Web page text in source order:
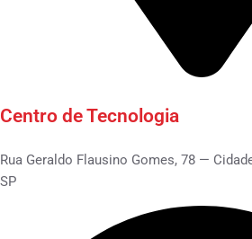
Centro de Tecnologia
Rua Geraldo Flausino Gomes, 78 —
SP